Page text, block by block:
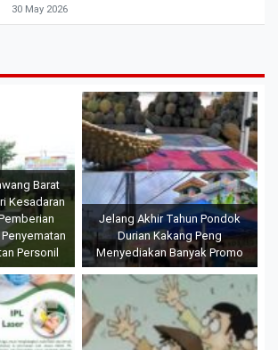
30 May 2026
Barat
Kesadaran
Personil
Jelang Akhir Tahun Pondok
Durian Kakang Peng
Menyediakan Banyak Promo